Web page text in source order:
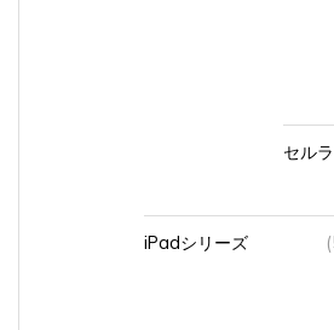
セル
iPadシリーズ